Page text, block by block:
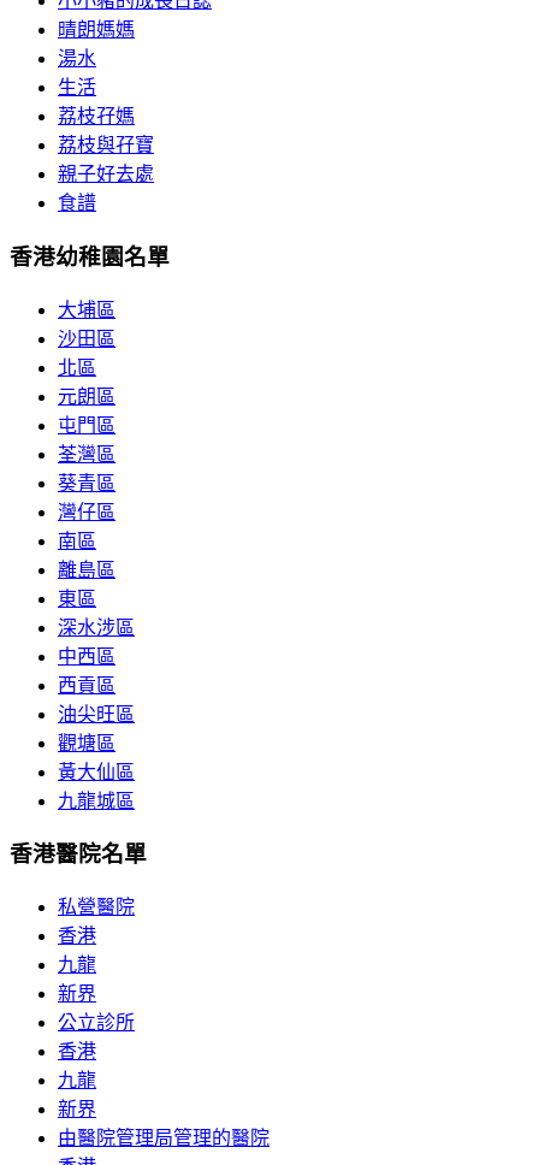
晴朗媽媽
湯水
生活
荔枝孖媽
荔枝與孖寶
親子好去處
食譜
香港幼稚園名單
大埔區
沙田區
北區
元朗區
屯門區
荃灣區
葵青區
灣仔區
南區
離島區
東區
深水涉區
中西區
西貢區
油尖旺區
觀塘區
黃大仙區
九龍城區
香港醫院名單
私營醫院
香港
九龍
新界
公立診所
香港
九龍
新界
由醫院管理局管理的醫院